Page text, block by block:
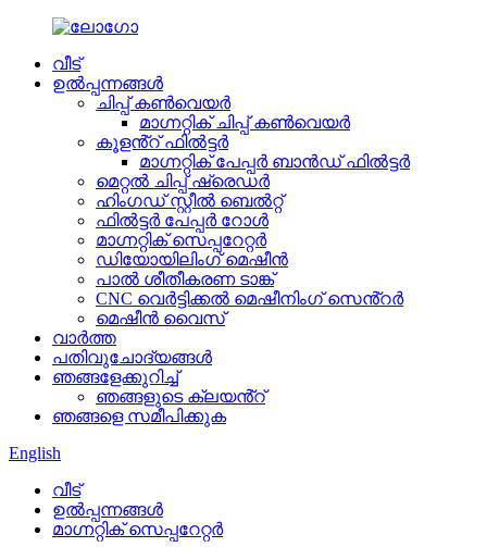
വീട്
ഉൽപ്പന്നങ്ങൾ
ചിപ്പ് കൺവെയർ
മാഗ്നറ്റിക് ചിപ്പ് കൺവെയർ
കൂളൻ്റ് ഫിൽട്ടർ
മാഗ്നറ്റിക് പേപ്പർ ബാൻഡ് ഫിൽട്ടർ
മെറ്റൽ ചിപ്പ് ഷ്രെഡർ
ഹിംഗഡ് സ്റ്റീൽ ബെൽറ്റ്
ഫിൽട്ടർ പേപ്പർ റോൾ
മാഗ്നറ്റിക് സെപ്പറേറ്റർ
ഡിയോയിലിംഗ് മെഷീൻ
പാൽ ശീതീകരണ ടാങ്ക്
CNC വെർട്ടിക്കൽ മെഷീനിംഗ് സെൻ്റർ
മെഷീൻ വൈസ്
വാർത്ത
പതിവുചോദ്യങ്ങൾ
ഞങ്ങളേക്കുറിച്ച്
ഞങ്ങളുടെ ക്ലയൻ്റ്
ഞങ്ങളെ സമീപിക്കുക
English
വീട്
ഉൽപ്പന്നങ്ങൾ
മാഗ്നറ്റിക് സെപ്പറേറ്റർ